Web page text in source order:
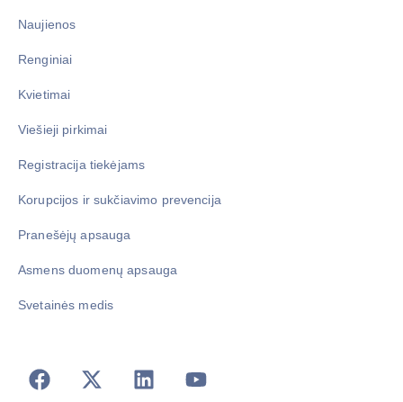
Naujienos
Renginiai
Kvietimai
Viešieji pirkimai
Registracija tiekėjams
Korupcijos ir sukčiavimo prevencija
Pranešėjų apsauga
Asmens duomenų apsauga
Svetainės medis